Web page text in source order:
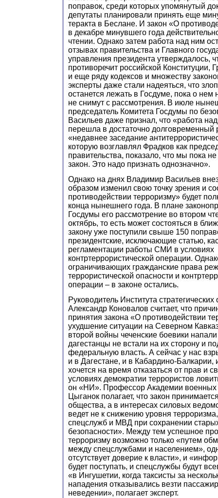
поправок, среди которых упомянутый
депутаты планировали принять еще
теракта в Беслане. И закон «О
в декабре минувшего года
чтении. Однако затем работа над ним
отзывах правительства и Главного
управления президента утверждалось,
противоречит российской Конституции,
и еще ряду кодексов и множеству
эксперты даже стали надеяться, что
останется лежать в Госдуме, пока о нем
не снимут с рассмотрения. В июле
председатель Комитета Госдумы по
Васильев даже признал, что «работа
перешла в достаточно долговременный
«недавнее заседание
которую возглавлял Фрадков как
правительства, показало, что мы пока
закон. Это надо признать однозначно».
Однако на днях Владимир Васильев
образом изменил свою точку зрения и
противодействии терроризму» будет
конца нынешнего года. В плане
Госдумы его рассмотрение во втором
октябрь, то есть может состояться в
закону уже поступили свыше 150
президентские, исключающие статью,
регламентации работы СМИ в условиях
контртеррористической операции.
ограничивающих гражданские права
террористической опасности и
операции – в законе остались.
Руководитель Института
Александр Коновалов считает, что
принятия закона «О противодействии
ухудшение ситуации на Северном
второй войны чеченские боевики
дагестанцы не встали на их сторону и
федеральную власть. А сейчас у нас
и в Дагестане, и в Кабардино-Балкарии,
хочется на время отказаться от прав и
условиях демократии террористов
он «НИ». Профессор Академии военных
Цыганок полагает, что закон
общества, а в интересах силовых
ведет не к снижению уровня
спецслужб и МВД при сохранении
безопасности». Между тем успешное
терроризму возможно только «путем
между спецслужбами и населением»,
отсутствует доверие к власти», и
будет поступать, и спецслужбы будут
«в Ингушетии, когда таксисты за
нападения отказывались везти
неведении», полагает эксперт.